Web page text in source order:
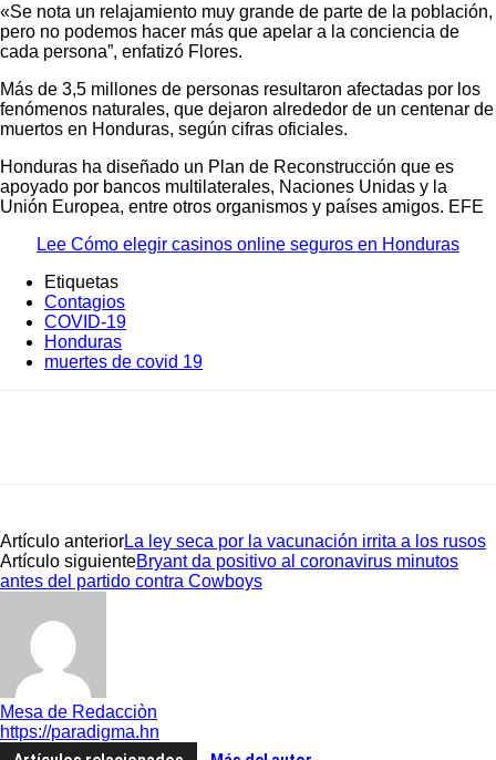
«Se nota un relajamiento muy grande de parte de la población,
pero no podemos hacer más que apelar a la conciencia de
cada persona”, enfatizó Flores.
Más de 3,5 millones de personas resultaron afectadas por los
fenómenos naturales, que dejaron alrededor de un centenar de
muertos en Honduras, según cifras oficiales.
Honduras ha diseñado un Plan de Reconstrucción que es
apoyado por bancos multilaterales, Naciones Unidas y la
Unión Europea, entre otros organismos y países amigos. EFE
Lee Cómo elegir casinos online seguros en Honduras
Etiquetas
Contagios
COVID-19
Honduras
muertes de covid 19
Artículo anteriorLa ley seca por la vacunación irrita a los rusos
Artículo siguienteBryant da positivo al coronavirus minutos
antes del partido contra Cowboys
Mesa de Redacciòn
https://paradigma.hn